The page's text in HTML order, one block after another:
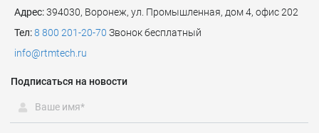
Адрес:394030, Воронеж, ул. Промышленная, дом 4, офис 202
Тел:8 800 201-20-70 Звонок бесплатный
info@rtmtech.ru
Подписаться на новости